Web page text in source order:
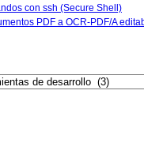
con ssh (Secure Shell)
PDF a OCR-PDF/A